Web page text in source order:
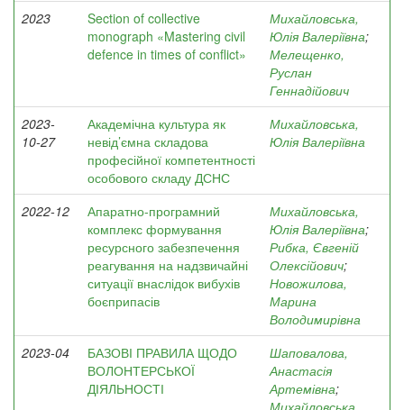
2023
Section of collective
monograph «Mastering civil
defence in times of conflict»
Михайловська,
Юлія Валеріївна;
Мелещенко,
Руслан
Геннадійович
2023-
10-27
Академічна культура як
невід’ємна складова
професійної компетентності
особового складу ДСНС
Михайловська,
Юлія Валеріївна
2022-12
Апаратно-програмний
комплекс формування
ресурсного забезпечення
реагування на надзвичайні
ситуації внаслідок вибухів
боєприпасів
Михайловська,
Юлія Валеріївна;
Рибка, Євгеній
Олексійович;
Новожилова,
Марина
Володимирівна
2023-04
БАЗОВІ ПРАВИЛА ЩОДО
ВОЛОНТЕРСЬКОЇ
ДІЯЛЬНОСТІ
Шаповалова,
Анастасія
Артемівна;
Михайловська,